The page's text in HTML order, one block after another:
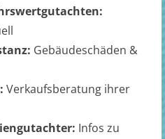
Gebäudeschäden &
Verkaufsberatung ihrer
Infos zu